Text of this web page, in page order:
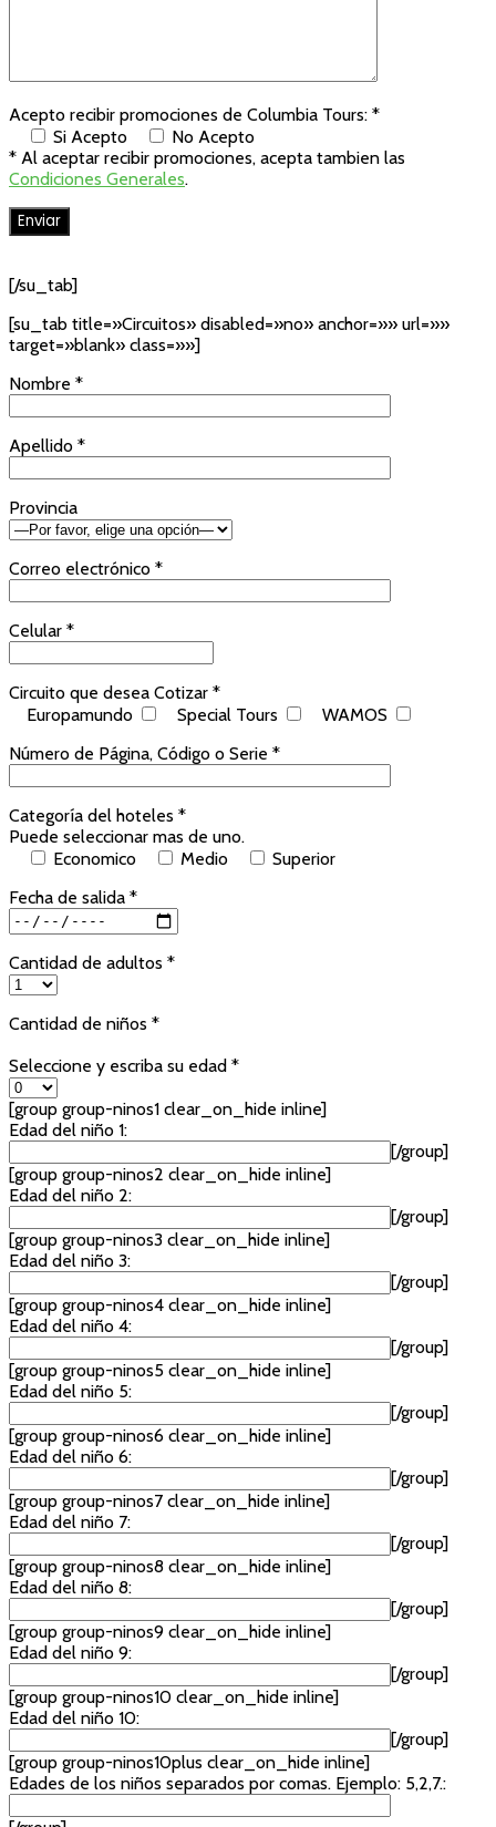
Acepto recibir promociones de Columbia Tours: *
Si Acepto
No Acepto
* Al aceptar recibir promociones, acepta tambien las
Condiciones Generales.
[/su_tab]
[su_tab title=»Circuitos» disabled=»no» anchor=»» url=»»
target=»blank» class=»»]
Nombre *
Apellido *
Provincia
Correo electrónico *
Celular *
Circuito que desea Cotizar *
Europamundo
Special Tours
WAMOS
Número de Página, Código o Serie *
Categoría del hoteles *
Puede seleccionar mas de uno.
Economico
Medio
Superior
Fecha de salida *
Cantidad de adultos *
Cantidad de niños *
Seleccione y escriba su edad *
[group group-ninos1 clear_on_hide inline]
Edad del niño 1:
[/group]
[group group-ninos2 clear_on_hide inline]
Edad del niño 2:
[/group]
[group group-ninos3 clear_on_hide inline]
Edad del niño 3:
[/group]
[group group-ninos4 clear_on_hide inline]
Edad del niño 4:
[/group]
[group group-ninos5 clear_on_hide inline]
Edad del niño 5:
[/group]
[group group-ninos6 clear_on_hide inline]
Edad del niño 6:
[/group]
[group group-ninos7 clear_on_hide inline]
Edad del niño 7:
[/group]
[group group-ninos8 clear_on_hide inline]
Edad del niño 8:
[/group]
[group group-ninos9 clear_on_hide inline]
Edad del niño 9:
[/group]
[group group-ninos10 clear_on_hide inline]
Edad del niño 10:
[/group]
[group group-ninos10plus clear_on_hide inline]
Edades de los niños separados por comas. Ejemplo: 5,2,7.: